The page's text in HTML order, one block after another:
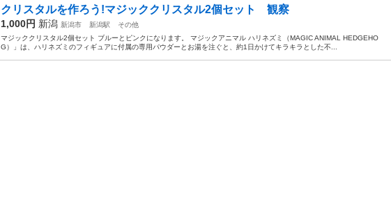
クリスタルを作ろう!マジッククリスタル2個セット 観察
1,000円 新潟 新潟市 新潟駅
その他
マジッククリスタル2個セット ブルーとピンクになります。 マジックアニマル ハリネズミ（MAGIC ANIMAL HEDGEHO
G）」は、ハリネズミのフィギュアに付属の専用パウダーとお湯を注ぐと、約1日かけてキラキラとした不...